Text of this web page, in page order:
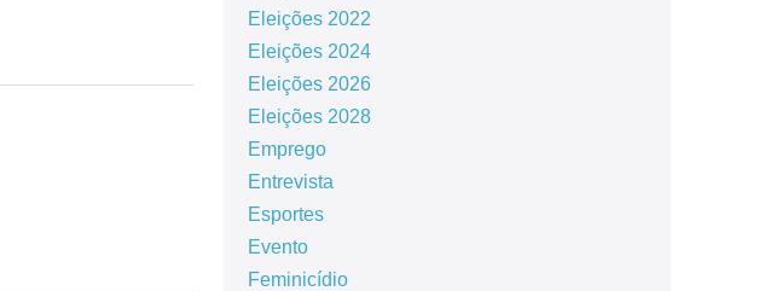
Eleições 2022
Eleições 2024
Eleições 2026
Eleições 2028
Emprego
Entrevista
Esportes
Evento
Feminicídio